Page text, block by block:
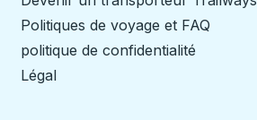
Politiques de voyage et FAQ
politique de confidentialité
Légal